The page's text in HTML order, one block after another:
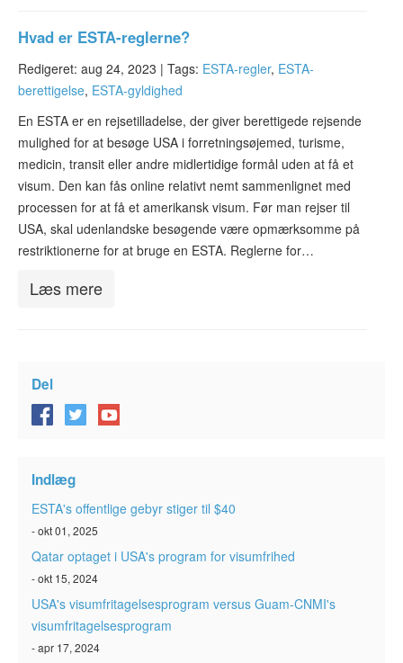
Hvad er ESTA-reglerne?
Redigeret: aug 24, 2023 | Tags: ESTA-regler, ESTA-
berettigelse, ESTA-gyldighed
En ESTA er en rejsetilladelse, der giver berettigede rejsende
mulighed for at besøge USA i forretningsøjemed, turisme,
medicin, transit eller andre midlertidige formål uden at få et
visum. Den kan fås online relativt nemt sammenlignet med
processen for at få et amerikansk visum. Før man rejser til
USA, skal udenlandske besøgende være opmærksomme på
restriktionerne for at bruge en ESTA. Reglerne for…
Læs mere
Del
Indlæg
ESTA's offentlige gebyr stiger til $40
- okt 01, 2025
Qatar optaget i USA's program for visumfrihed
- okt 15, 2024
USA's visumfritagelsesprogram versus Guam-CNMI's
visumfritagelsesprogram
- apr 17, 2024